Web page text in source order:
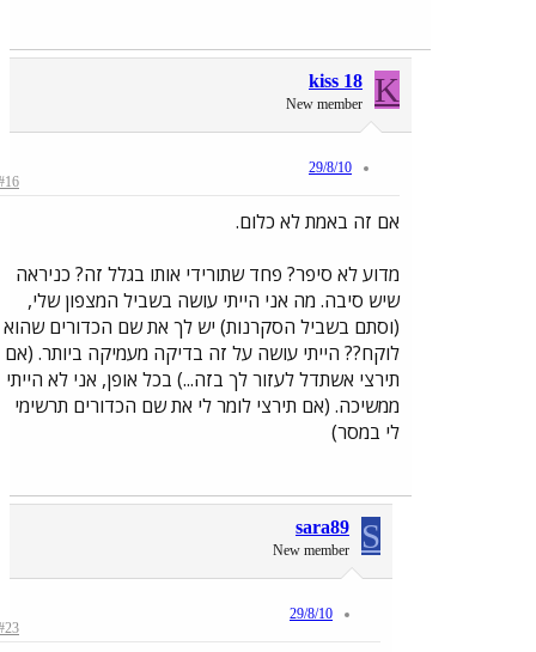
K
kiss 18
New member
29/8/10
#16
אם זה באמת לא כלום.
מדוע לא סיפר? פחד שתורידי אותו בגלל זה? כניראה
שיש סיבה. מה אני הייתי עושה בשביל המצפון שלי,
(וסתם בשביל הסקרנות) יש לך את שם הכדורים שהוא
לוקח?? הייתי עושה על זה בדיקה מעמיקה ביותר. (אם
תירצי אשתדל לעזור לך בזה...) בכל אופן, אני לא הייתי
ממשיכה. (אם תירצי לומר לי את שם הכדורים תרשימי
לי במסר)
S
sara89
New member
29/8/10
#23